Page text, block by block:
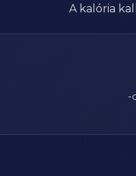
A kalória
-